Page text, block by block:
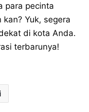
para pecinta
Yuk, segera
di kota Anda.
terbarunya!